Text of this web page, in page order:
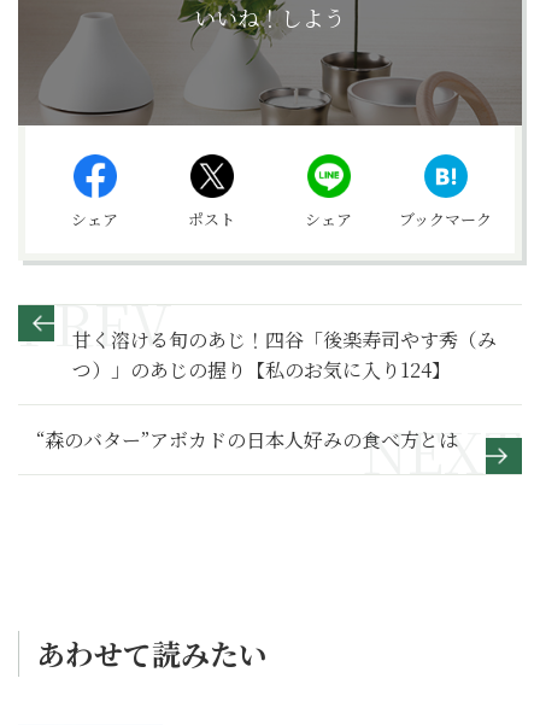
いいね！しよう
シェア ポスト シェア ブックマーク
甘く溶ける旬のあじ！四谷「後楽寿司やす秀（み
つ）」のあじの握り【私のお気に入り124】
“森のバター”アボカドの日本人好みの食べ方とは
あわせて読みたい